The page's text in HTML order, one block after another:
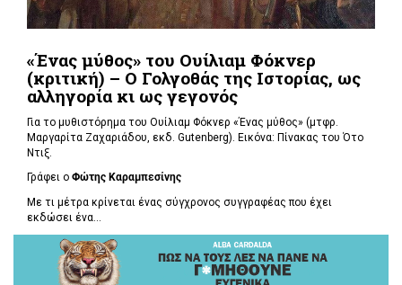
«Ένας μύθος» του Ουίλιαμ Φόκνερ
(κριτική) – Ο Γολγοθάς της Ιστορίας, ως
αλληγορία κι ως γεγονός
Για το μυθιστόρημα του Ουίλιαμ Φόκνερ «Ένας μύθος» (μτφρ.
Μαργαρίτα Ζαχαριάδου, εκδ. Gutenberg). Εικόνα: Πίνακας του Ότο
Ντιξ.
Γράφει ο Φώτης Καραμπεσίνης
Με τι μέτρα κρίνεται ένας σύγχρονος συγγραφέας που έχει
εκδώσει ένα...